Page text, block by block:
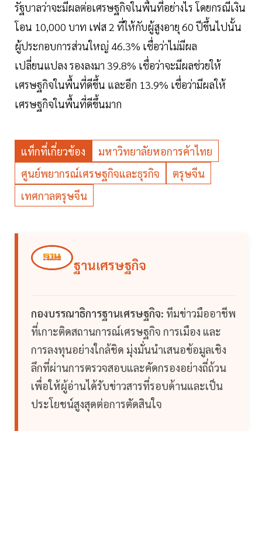
รัฐบาลว่าจะมีผลต่อเศรษฐกิจในพื้นที่อย่างไร โดยกรณีเงิน
โอน 10,000 บาท เฟส 2 ที่ให้กับผู้สูงอายุ 60 ปีขึ้นไปนั้น
ผู้ประกอบการส่วนใหญ่ 46.3% เชื่อว่าไม่มีผล
เปลี่ยนแปลง รองลงมา 39.8% เชื่อว่าจะมีผลช่วยให้
เศรษฐกิจในพื้นที่ดีขึ้น และอีก 13.9% เชื่อว่ามีผลให้
เศรษฐกิจในพื้นที่ดีขึ้นมาก
แท็กที่เกี่ยวข้อง
มหาวิทยาลัยหอการค้าไทย
ศูนย์พยากรณ์เศรษฐกิจและธุรกิจ
ตรุษจีน
เทศกาลตรุษจีน
ฐานเศรษฐกิจ
กองบรรณาธิการฐานเศรษฐกิจ: ทีมข่าวมืออาชีพ
ที่เกาะติดสถานการณ์เศรษฐกิจ การเมือง และ
การลงทุนอย่างใกล้ชิด มุ่งมั่นนำเสนอข้อมูลเชิง
ลึกที่ผ่านการตรวจสอบและคัดกรองอย่างถี่ถ้วน
เพื่อให้ผู้อ่านได้รับข่าวสารที่รอบด้านและเป็น
ประโยชน์สูงสุดต่อการตัดสินใจ